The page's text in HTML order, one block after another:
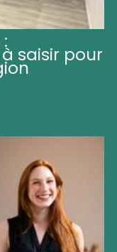
saisir pour